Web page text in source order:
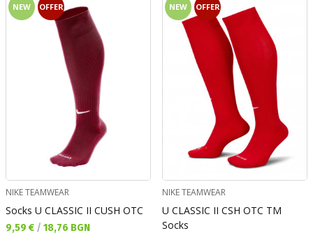
NEW OFFER
NIKE TEAMWEAR
Socks U CLASSIC II CUSH OTC
Текуща цена:
9,59 € / 18,76 BGN
NEW OFFER
NIKE TEAMWEAR
U CLASSIC II CSH OTC TM
Socks